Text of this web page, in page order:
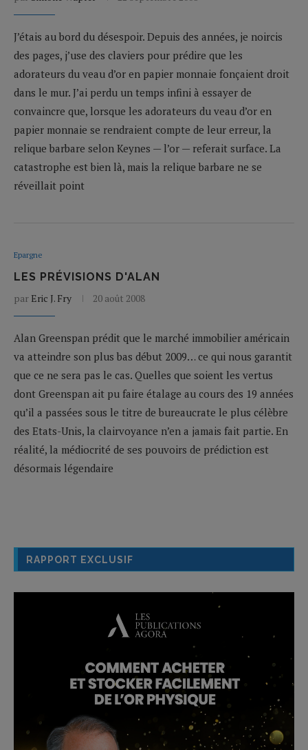
J’étais au bord du désespoir. Depuis des années, je noircis
des pages, j’use des claviers pour prédire que les
adorateurs du veau d’or en papier monnaie fonçaient droit
dans le mur. J’ai perdu un temps infini à essayer de
convaincre que, lorsque les adorateurs du veau d’or en
papier monnaie se rendraient compte de leur erreur, la
relique barbare selon Keynes — l’or — referait surface. La
catastrophe est bien là, mais la relique barbare ne se
réveillait point
Epargne
LES PRÉVISIONS D'ALAN
par Eric J. Fry 20 août 2008
Alan Greenspan prédit que le marché immobilier américain
va atteindre son plus bas début 2009… ce qui nous garantit
que ce ne sera pas le cas. Quelles que soient les vertus
dont Greenspan ait pu faire étalage au cours des 19 années
qu’il a passées sous le titre de bureaucrate le plus célèbre
des Etats-Unis, la clairvoyance n’en a jamais fait partie. En
réalité, la médiocrité de ses pouvoirs de prédiction est
désormais légendaire
RAPPORT EXCLUSIF